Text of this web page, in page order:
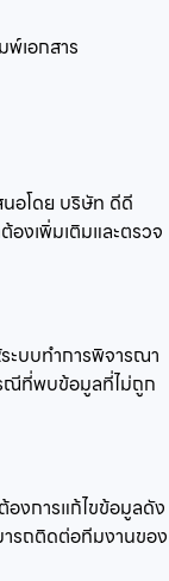
เอกสาร
อโดย บริษัท ดีดี
งเพิ่มเติมและตรวจ
ะบบทำการพิจารณา
ณีที่พบข้อมูลที่ไม่ถูก
งการแก้ไขข้อมูลดัง
ารถติดต่อทีมงานของ